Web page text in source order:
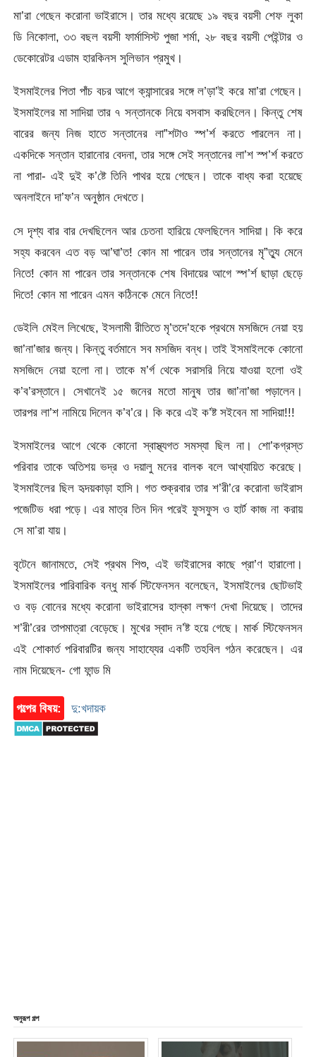
মা’রা গেছেন করোনা ভাইরাসে। তার মধ্যে রয়েছে ১৯ বছর বয়সী শেফ লুকা
ডি নিকোলা, ৩৩ বছল বয়সী ফার্মাসিস্ট পুজা শর্মা, ২৮ বছর বয়সী পেইন্টার ও
ডেকোরেটর এডাম হারকিনস সুলিভান প্রমুখ।
ইসমাইলের পিতা পাঁচ বচর আগে ক্যান্সারের সঙ্গে ল’ড়া’ই করে মা’রা গেছেন।
ইসমাইলের মা সাদিয়া তার ৭ সন্তানকে নিয়ে বসবাস করছিলেন। কিন্তু শেষ
বারের জন্য নিজ হাতে সন্তানের লা”শটাও স্প’র্শ করতে পারলেন না।
একদিকে সন্তান হারানোর বেদনা, তার সঙ্গে সেই সন্তানের লা’শ স্প’র্শ করতে
না পারা- এই দুই ক’ষ্টে তিনি পাথর হয়ে গেছেন। তাকে বাধ্য করা হয়েছে
অনলাইনে দা’ফ’ন অনুষ্ঠান দেখতে।
সে দৃশ্য বার বার দেখছিলেন আর চেতনা হারিয়ে ফেলছিলেন সাদিয়া। কি করে
সহ্য করবেন এত বড় আ’ঘা’ত! কোন মা পারেন তার সন্তানের মৃ”ত্যু মেনে
নিতে! কোন মা পারেন তার সন্তানকে শেষ বিদায়ের আগে স্প’র্শ ছাড়া ছেড়ে
দিতে! কোন মা পারেন এমন কঠিনকে মেনে নিতে!!
ডেইলি মেইল লিখেছে, ইসলামী রীতিতে মৃ’তদে’হকে প্রথমে মসজিদে নেয়া হয়
জা’না’জার জন্য। কিন্তু বর্তমানে সব মসজিদ বন্ধ। তাই ইসমাইলকে কোনো
মসজিদে নেয়া হলো না। তাকে ম’র্গ থেকে সরাসরি নিয়ে যাওয়া হলো ওই
ক’ব’রস্তানে। সেখানেই ১৫ জনের মতো মানুষ তার জা’না’জা পড়ালেন।
তারপর লা’শ নামিয়ে দিলেন ক’ব’রে। কি করে এই ক’ষ্ট সইবেন মা সাদিয়া!!!
ইসমাইলের আগে থেকে কোনো স্বাস্থ্যগত সমস্যা ছিল না। শো’কগ্রস্ত
পরিবার তাকে অতিশয় ভদ্র ও দয়ালু মনের বালক বলে আখ্যায়িত করেছে।
ইসমাইলের ছিল হৃদয়কাড়া হাসি। গত শুক্রবার তার শ’রী’রে করোনা ভাইরাস
পজেটিভ ধরা পড়ে। এর মাত্র তিন দিন পরেই ফুসফুস ও হার্ট কাজ না করায়
সে মা’রা যায়।
বৃটেনে জানামতে, সেই প্রথম শিশু, এই ভাইরাসের কাছে প্রা’ণ হারালো।
ইসমাইলের পারিবারিক বন্ধু মার্ক স্টিফেনসন বলেছেন, ইসমাইলের ছোটভাই
ও বড় বোনের মধ্যে করোনা ভাইরাসের হাল্কা লক্ষণ দেখা দিয়েছে। তাদের
শ’রী’রের তাপমাত্রা বেড়েছে। মুখের স্বাদ ন’ষ্ট হয়ে গেছে। মার্ক স্টিফেনসন
এই শোকার্ত পরিবারটির জন্য সাহায্যের একটি তহবিল গঠন করেছেন। এর
নাম দিয়েছেন- গো ফান্ড মি
গল্পের বিষয়: দু:খদায়ক
অনুরূপ গল্প